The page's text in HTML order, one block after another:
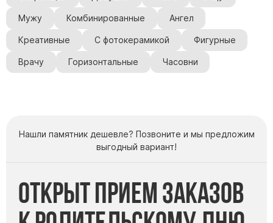
Памятники из гранита Сюскюянсаари
Памятники из гранита Балтик Грин
Памятники из гранита Покостовский
Памятники из гранита Лезниковский
Памятники из гранита Капустинский
Памятники военным
Часовни из белого мрамора и гранита
Мужу Комбинированные Ангел
Креативные С фотокерамикой Фигурные
Врачу Горизонтальные Часовни
Нашли памятник дешевле? Позвоните и мы предложим
выгодный вариант!
Открыт прием заказов